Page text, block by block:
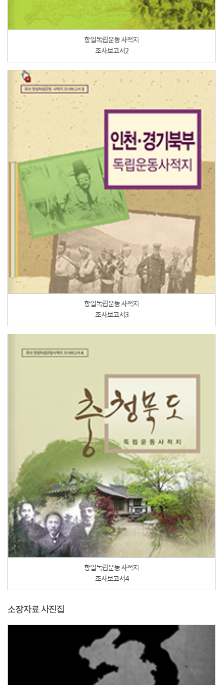
항일독립운동 사적지
조사보고서2
항일독립운동 사적지
조사보고서3
항일독립운동 사적지
조사보고서4
소장자료 사진집